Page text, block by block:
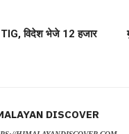
TIG, विदेश भेजे 12 हजार
DISCOVER